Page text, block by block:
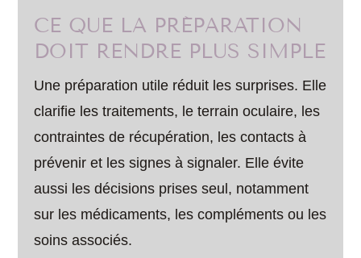
CE QUE LA PRÉPARATION
DOIT RENDRE PLUS SIMPLE
Une préparation utile réduit les surprises. Elle
clarifie les traitements, le terrain oculaire, les
contraintes de récupération, les contacts à
prévenir et les signes à signaler. Elle évite
aussi les décisions prises seul, notamment
sur les médicaments, les compléments ou les
soins associés.